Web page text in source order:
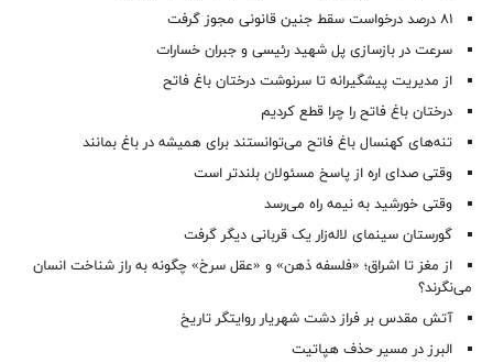
۸۱ درصد درخواست‌ سقط جنین قانونی مجوز گرفت
سرعت در بازسازی پل شهید رئیسی و جبران خسارات
از مدیریت پیشگیرانه تا سرنوشت درختان باغ فاتح
درختان باغ فاتح را چرا قطع کردیم
تنه‌های کهنسال باغ فاتح می‌توانستند برای همیشه در باغ بمانند
وقتی صدای اره از پاسخ مسئولان بلندتر است
وقتی خورشید به نیمه راه می‌رسد
گورستان سینمای لاله‌زار یک قربانی دیگر گرفت
از مغز تا اشراق؛ «فلسفه ذهن» و «عقل سرخ» چگونه به راز شناخت انسان
می‌نگرند؟
آتش مقدس بر فراز دشت شهریار روایتگر تاریخ
البرز در مسیر حذف هپاتیت